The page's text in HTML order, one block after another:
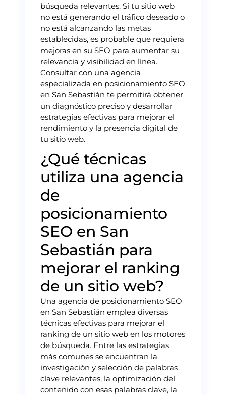
búsqueda relevantes. Si tu sitio web
no está generando el tráfico deseado o
no está alcanzando las metas
establecidas, es probable que requiera
mejoras en su SEO para aumentar su
relevancia y visibilidad en línea.
Consultar con una agencia
especializada en posicionamiento SEO
en San Sebastián te permitirá obtener
un diagnóstico preciso y desarrollar
estrategias efectivas para mejorar el
rendimiento y la presencia digital de
tu sitio web.
¿Qué técnicas
utiliza una agencia
de
posicionamiento
SEO en San
Sebastián para
mejorar el ranking
de un sitio web?
Una agencia de posicionamiento SEO
en San Sebastián emplea diversas
técnicas efectivas para mejorar el
ranking de un sitio web en los motores
de búsqueda. Entre las estrategias
más comunes se encuentran la
investigación y selección de palabras
clave relevantes, la optimización del
contenido con esas palabras clave, la